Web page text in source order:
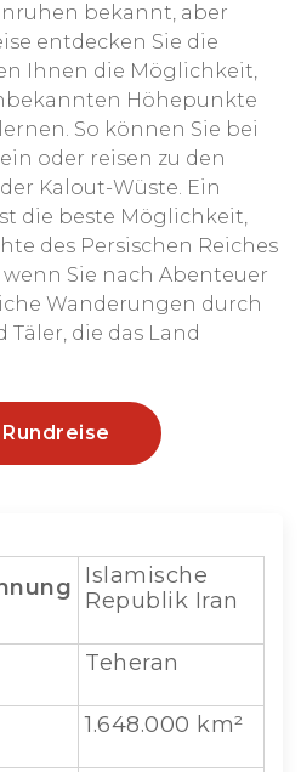
bekannt, aber
entdecken Sie die
Ihnen die Möglichkeit,
Höhepunkte
So können Sie bei
oder reisen zu den
Kalout-Wüste. Ein
die beste Möglichkeit,
des Persischen Reiches
Sie nach Abenteuer
Wanderungen durch
Täler, die das Land
Islamische
Republik Iran
Teheran
1.648.000 km²